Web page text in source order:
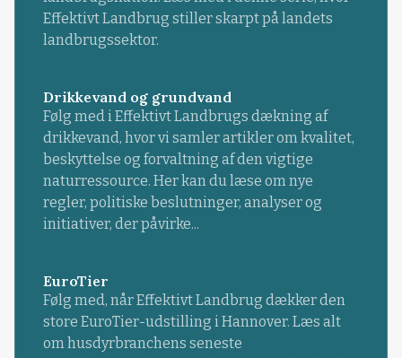
Effektivt Landbrug stiller skarpt på landets
landbrugssektor.
Drikkevand og grundvand
Følg med i Effektivt Landbrugs dækning af
drikkevand, hvor vi samler artikler om kvalitet,
beskyttelse og forvaltning af den vigtige
naturressource. Her kan du læse om nye
regler, politiske beslutninger, analyser og
initiativer, der påvirke...
EuroTier
Følg med, når Effektivt Landbrug dækker den
store EuroTier-udstilling i Hannover. Læs alt
om husdyrbranchens seneste